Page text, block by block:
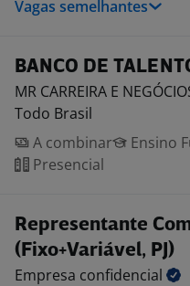
Vagas semelhantes
BANCO DE
MR CARREIRA E
Todo Brasil
A combinar
Ensino
Presencial
Representante
(Fixo+Variável, PJ)
Empresa confidencial